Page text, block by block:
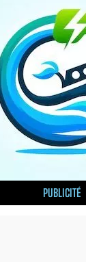
PUBLICITÉ